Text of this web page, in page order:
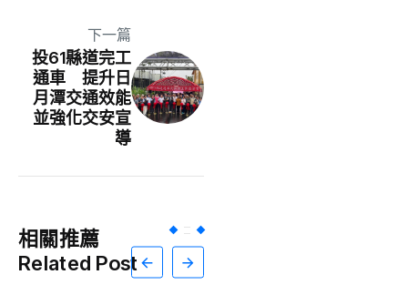
下一篇
投61縣道完工
通車 提升日
月潭交通效能
並強化交安宣
導
相關推薦
Related Post